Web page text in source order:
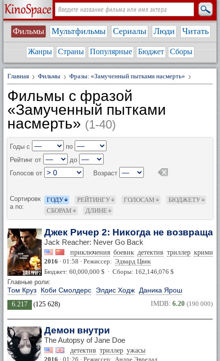
Фильмы Мультфильмы Сериалы Люди Читать
Жанры Страны Популярные Бюджет Сборы
Главная Фильмы Фразы: «Замученный пытками насмерть»
Фильмы с фразой
«Замученный пытками
насмерть» (1-40)
Годы с
по
Рейтинг от
до
Голосов от
Возраст
Сортировк
а по:
ГОДУ РЕЙТИНГУ ГОЛОСАМ
БЮДЖЕТУ
СБОРАМ
ДЛИНЕ
Джек Ричер 2: Никогда не
Jack Reacher: Never Go Back
приключения боевик детектив триллер
2016 · 01:58 · Режиссер: Эдвард Цвик
Бюджет: 60,000,000 $ · Сборы: 162,146,076 $
Главные роли:
Том Круз Коби Смолдерс Элдис Ходж Даника Ярош
6.217 (125 628) IMDB: 6.20 (190 000)
Демон внутри
The Autopsy of Jane Doe
детектив триллер ужасы
2016 · 01:26 · Режиссер: Андре Эвредал